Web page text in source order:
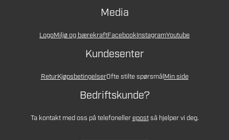
Media
LogoMiljø og bærekraftFacebookInstagramYoutube
Kundesenter
ReturKjøpsbetingelserOfte stilte spørsmålMin side
Bedriftskunde?
Ta kontakt med oss på telefonellerepostså hjelper vi deg.